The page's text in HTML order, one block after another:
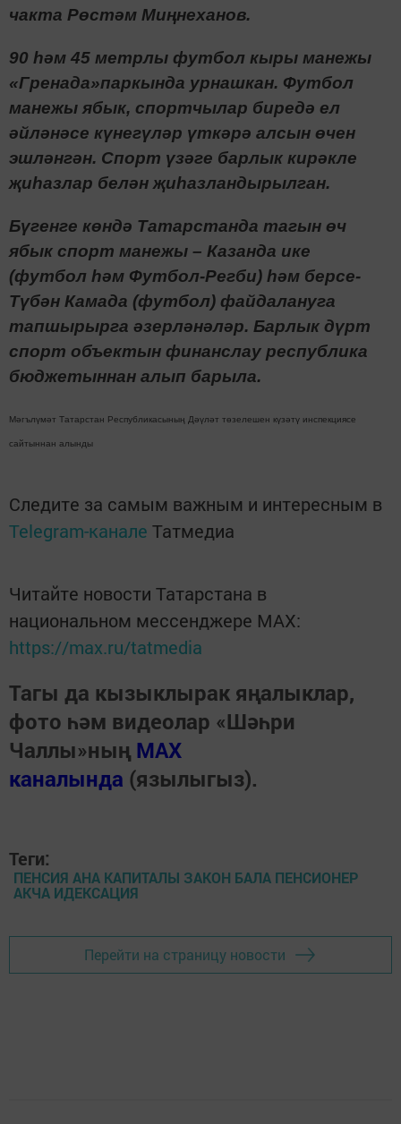
чакта Рөстәм Миңнеханов.
90 һәм 45 метрлы футбол кыры манежы
«Гренада»паркында урнашкан. Футбол
манежы ябык, спортчылар биредә ел
әйләнәсе күнегүләр үткәрә алсын өчен
эшләнгән. Спорт үзәге барлык кирәкле
җиһазлар белән җиһазландырылган.
Бүгенге көндә Татарстанда тагын өч
ябык спорт манежы – Казанда ике
(футбол һәм Футбол-Регби) һәм берсе-
Түбән Камада (футбол) файдалануга
тапшырырга әзерләнәләр. Барлык дүрт
спорт объектын финанслау республика
бюджетыннан алып барыла.
Мәгълүмәт Татарстан Республикасының Дәүләт төзелешен күзәтү инспекциясе
сайтыннан алынды
Следите за самым важным и интересным в
Telegram-канале Татмедиа
Читайте новости Татарстана в
национальном мессенджере MАХ:
https://max.ru/tatmedia
Тагы да кызыклырак яңалыклар,
фото һәм видеолар «Шәһри
Чаллы»ның MAX
каналында (язылыгыз).
Теги:
ПЕНСИЯ АНА КАПИТАЛЫ ЗАКОН БАЛА ПЕНСИОНЕР
АКЧА ИДЕКСАЦИЯ
Перейти на страницу новости